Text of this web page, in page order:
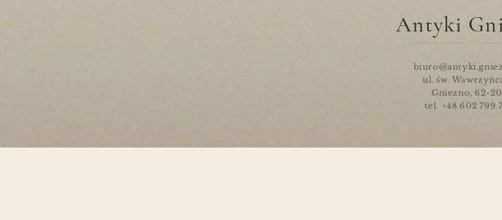
Antyki
ul. św.
Gniezno, 62-
tel. +48 602 799